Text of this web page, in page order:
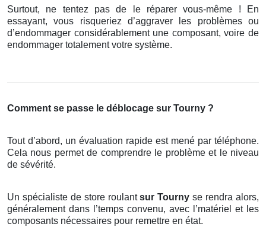
Surtout, ne tentez pas de le réparer vous-même ! En
essayant, vous risqueriez d’aggraver les problèmes ou
d’endommager considérablement une composant, voire de
endommager totalement votre système.
Comment se passe le déblocage sur Tourny ?
Tout d’abord, un évaluation rapide est mené par téléphone.
Cela nous permet de comprendre le problème et le niveau
de sévérité.
Un spécialiste de store roulantsur Tournyse rendra alors,
généralement dans l’temps convenu, avec l’matériel et les
composants nécessaires pour remettre en état.